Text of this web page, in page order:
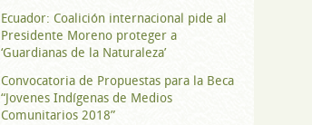
Ecuador: Coalición internacional pide al
Presidente Moreno proteger a
‘Guardianas de la Naturaleza’
Convocatoria de Propuestas para la Beca
“Jovenes Indígenas de Medios
Comunitarios 2018”